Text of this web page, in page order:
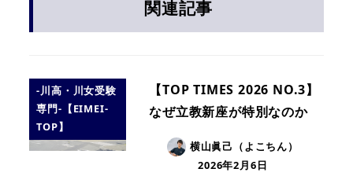
関連記事
-川高・川女受験
専門-【EIMEI-
TOP】
【TOP TIMES 2026 NO.3】
なぜ立教新座が特別なのか
横山眞己（よこちん）
2026年2月6日